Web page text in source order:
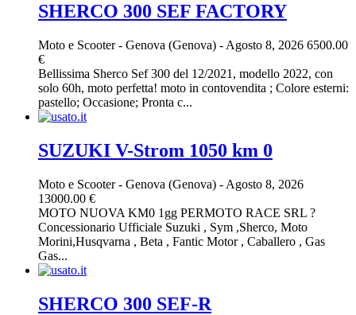
SHERCO 300 SEF FACTORY
Moto e Scooter- Genova (Genova) - Agosto 8, 2026 6500.00
€
Bellissima Sherco Sef 300 del 12/2021, modello 2022, con
solo 60h, moto perfetta! moto in contovendita ; Colore esterni:
pastello; Occasione; Pronta c...
SUZUKI V-Strom 1050 km 0
Moto e Scooter- Genova (Genova) - Agosto 8, 2026
13000.00 €
MOTO NUOVA KM0 1gg PERMOTO RACE SRL ?
Concessionario Ufficiale Suzuki , Sym ,Sherco, Moto
Morini,Husqvarna , Beta , Fantic Motor , Caballero , Gas
Gas...
SHERCO 300 SEF-R